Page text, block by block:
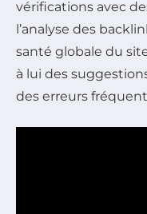
vérifications avec
l’analyse des
santé globale du
à lui des
des erreurs